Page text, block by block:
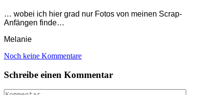
… wobei ich hier grad nur Fotos von meinen Scrap-
Anfängen finde…
Melanie
Noch keine Kommentare
Schreibe einen Kommentar